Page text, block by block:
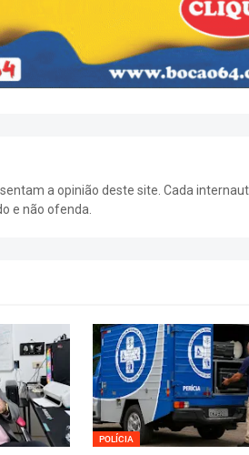
a opinião deste site. Cada
e não ofenda.
POLÍCIA